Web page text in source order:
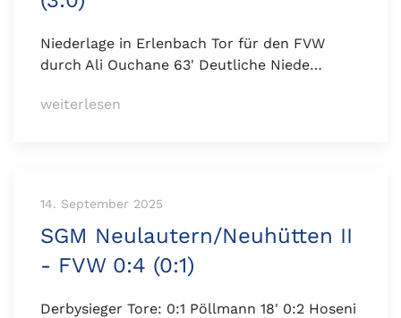
Niederlage in Erlenbach Tor für den FVW
durch Ali Ouchane 63' Deutliche Niede…
weiterlesen
14. September 2025
SGM Neulautern/Neuhütten II
- FVW 0:4 (0:1)
Derbysieger Tore: 0:1 Pöllmann 18' 0:2 Hoseni